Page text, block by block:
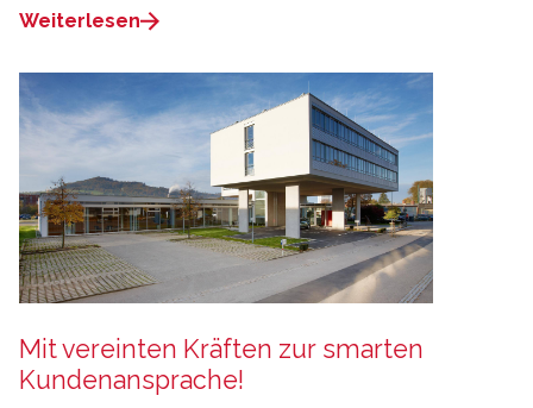
Weiterlesen
Mit vereinten Kräften zur smarten
Kundenansprache!